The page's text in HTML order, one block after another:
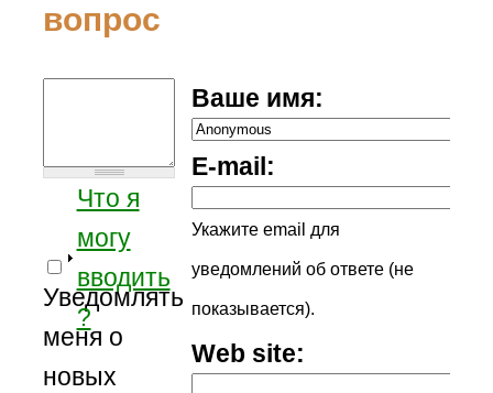
вопрос
Ваше имя:
E-mail:
Укажите email для
уведомлений об ответе (не
показывается).
Web site:
Что я
могу
вводить
?
Уведомлять
меня о
новых